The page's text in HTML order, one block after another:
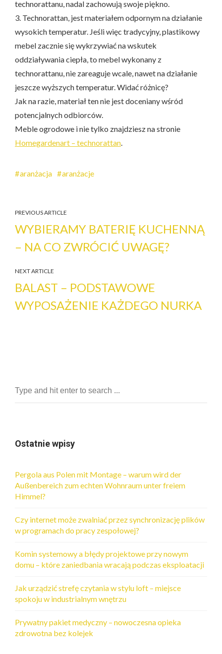
technorattanu, nadal zachowują swoje piękno.
3. Technorattan, jest materiałem odpornym na działanie
wysokich temperatur. Jeśli więc tradycyjny, plastikowy
mebel zacznie się wykrzywiać na wskutek
oddziaływania ciepła, to mebel wykonany z
technorattanu, nie zareaguje wcale, nawet na działanie
jeszcze wyższych temperatur. Widać różnicę?
Jak na razie, materiał ten nie jest doceniany wśród
potencjalnych odbiorców.
Meble ogrodowe i nie tylko znajdziesz na stronie
Homegardenart – technorattan.
aranżacja aranżacje
PREVIOUS ARTICLE
WYBIERAMY BATERIĘ KUCHENNĄ
– NA CO ZWRÓCIĆ UWAGĘ?
NEXT ARTICLE
BALAST – PODSTAWOWE
WYPOSAŻENIE KAŻDEGO NURKA
Ostatnie wpisy
Pergola aus Polen mit Montage – warum wird der
Außenbereich zum echten Wohnraum unter freiem
Himmel?
Czy internet może zwalniać przez synchronizację plików
w programach do pracy zespołowej?
Komin systemowy a błędy projektowe przy nowym
domu – które zaniedbania wracają podczas eksploatacji
Jak urządzić strefę czytania w stylu loft – miejsce
spokoju w industrialnym wnętrzu
Prywatny pakiet medyczny – nowoczesna opieka
zdrowotna bez kolejek